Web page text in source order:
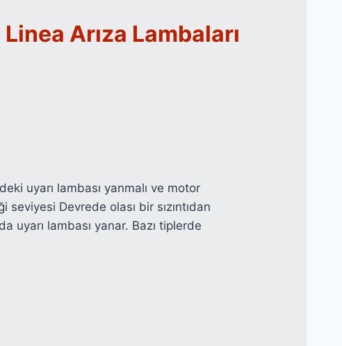
Arıza Lambaları
uyarı lambası yanmalı ve motor
Devrede olası bir sızıntıdan
uyarı lambası yanar. Bazı tiplerde